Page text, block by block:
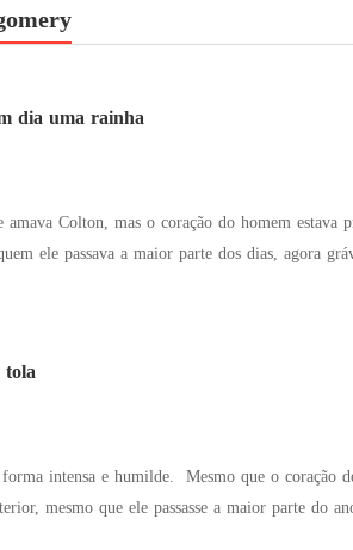
dia uma rainha
amava Colton, mas o coração do homem estava
ele passava a maior parte dos dias, agora grávida
e o rosto do orgulhoso CEO ficou pálido
"Desculpe. Por favor, me dê outra
tola
Mesmo que o coração de Colton pertencesse
mesmo que ele passasse a maior parte do